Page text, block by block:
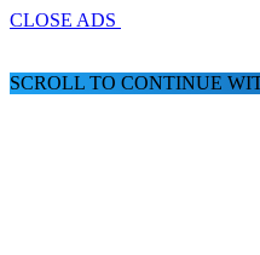
CLOSE ADS
SCROLL TO CONTINUE